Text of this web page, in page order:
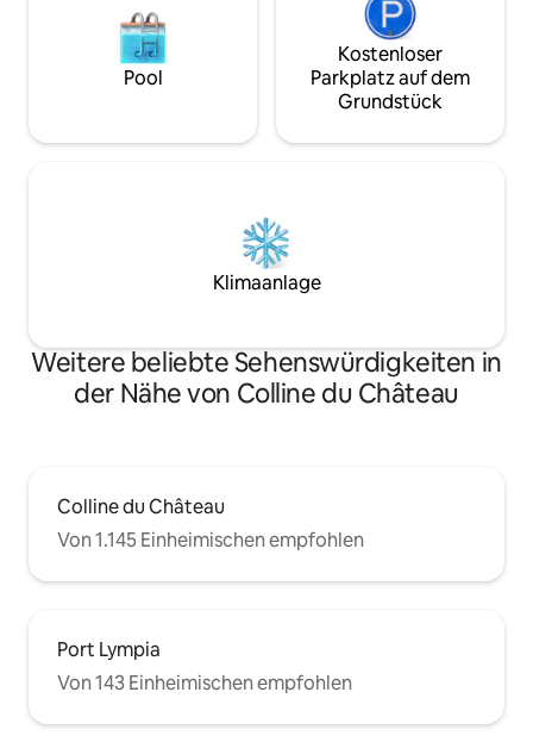
Pool
Kostenloser
Parkplatz auf dem
Grundstück
Klimaanlage
Weitere beliebte Sehenswürdigkeiten in
der Nähe von Colline du Château
Colline du Château
Von 1.145 Einheimischen empfohlen
Port Lympia
Von 143 Einheimischen empfohlen